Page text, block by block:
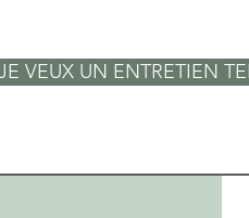
VEUX UN ENTRETIEN